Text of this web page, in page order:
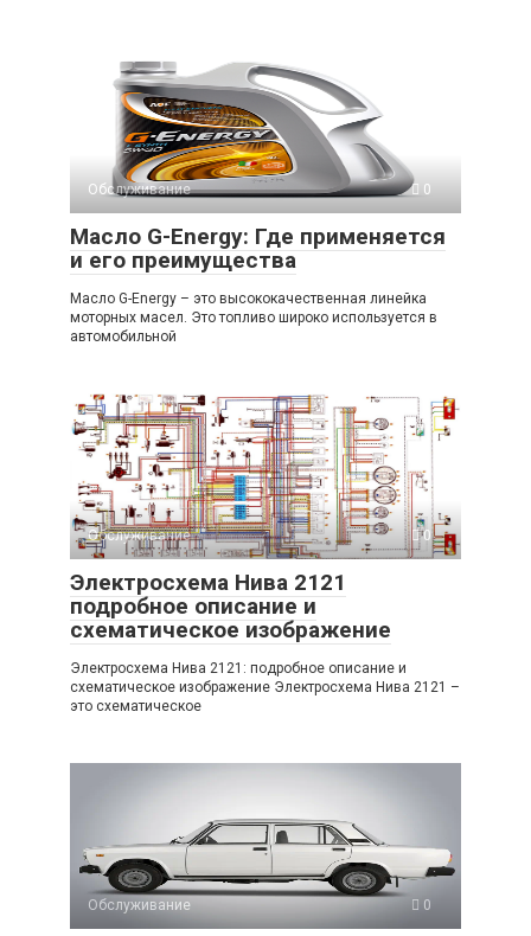
Обслуживание 0
Масло G-Energy: Где применяется
и его преимущества
Масло G-Energy – это высококачественная линейка
моторных масел. Это топливо широко используется в
автомобильной
Обслуживание 0
Электросхема Нива 2121
подробное описание и
схематическое изображение
Электросхема Нива 2121: подробное описание и
схематическое изображение Электросхема Нива 2121 –
это схематическое
Обслуживание 0